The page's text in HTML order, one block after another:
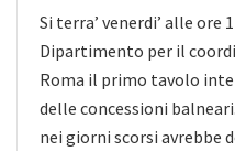
Si terra’ venerdi’ alle ore
Dipartimento per il
Roma il primo tavolo
delle concessioni
nei giorni scorsi avrebbe